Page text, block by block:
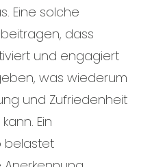
Eine solche
dass
und engagiert
was wiederum
und Zufriedenheit
Ein
belastet